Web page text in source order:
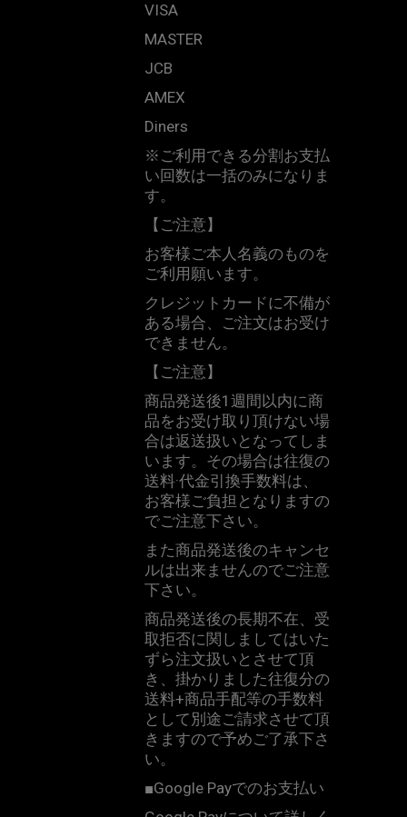
VISA
MASTER
JCB
AMEX
Diners
※ ご利用できる分割お支払
い回数は一括のみになりま
す。
【ご注意】
お客様ご本人名義のものを
ご利用願います。
クレジットカードに不備が
ある場合、ご注文はお受け
できません。
【ご注意】
商品発送後1 週間以内に商
品をお受け取り頂けない場
合は返送扱いとなってしま
います。その場合は往復の
送料·代金引換手数料は、
お客様ご負担となりますの
でご注意下さい。
また商品発送後のキャンセ
ルは出来ませんのでご注意
下さい。
商品発送後の長期不在、受
取拒否に関しましてはいた
ずら注文扱いとさせて頂
き、掛かりました往復分の
送料+商品手配等の手数料
として別途ご請求させて頂
きますので予めご了承下さ
い。
■Google Payでのお支払い